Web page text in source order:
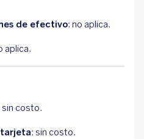
de efectivo: no aplica.
aplica.
sin costo.
tarjeta: sin costo.